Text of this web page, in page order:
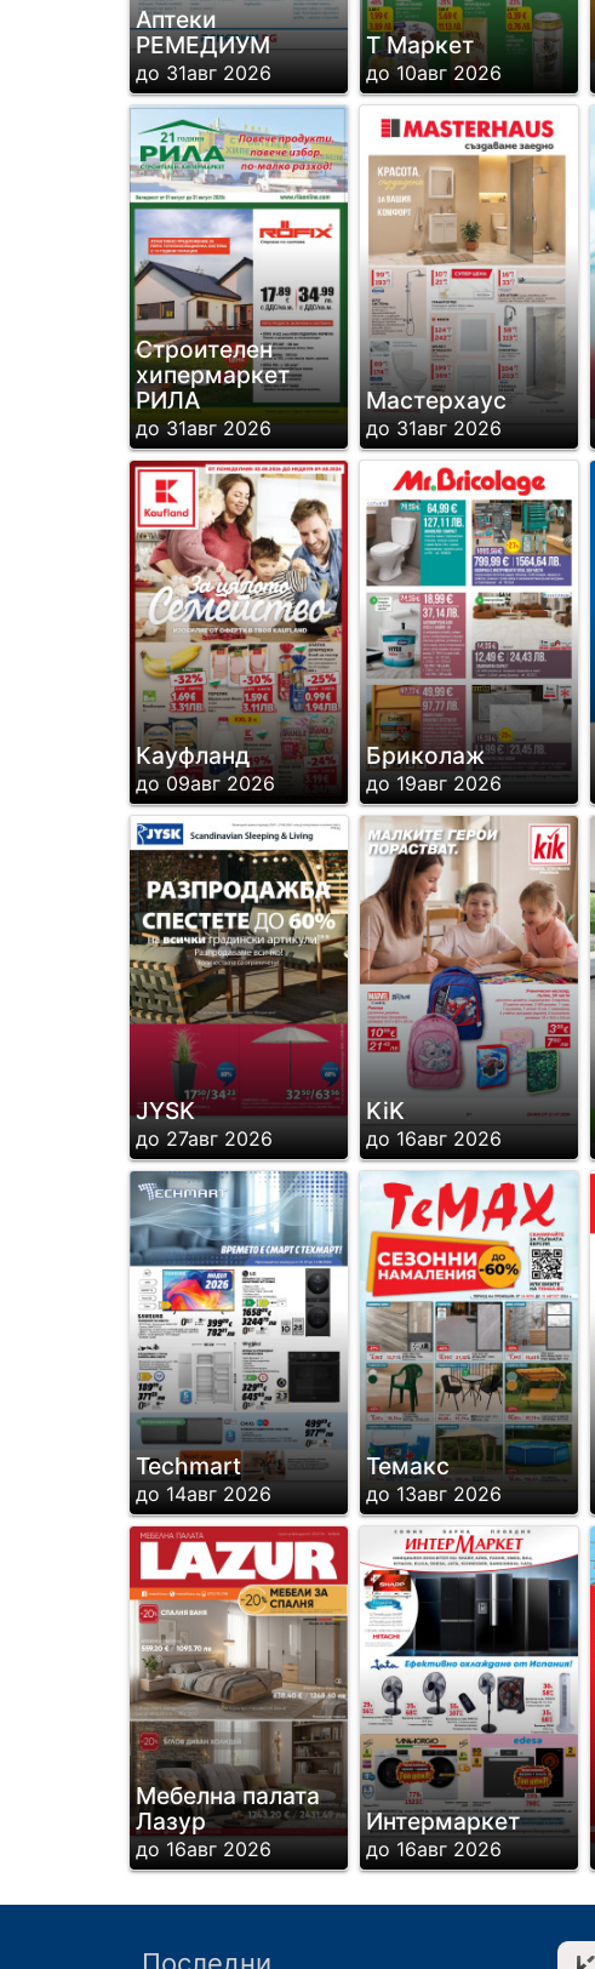
Аптеки
РЕМЕДИУМ
до 31авг 2026
Т Маркет
до 10авг 2026
Строителен
хипермаркет
РИЛА
до 31авг 2026
Мастерхаус
до 31авг 2026
Кауфланд
до 09авг 2026
Бриколаж
до 19авг 2026
JYSK
до 27авг 2026
KiK
до 16авг 2026
Techmart
до 14авг 2026
Темакс
до 13авг 2026
Мебелна палата
Лазур
до 16авг 2026
Интермаркет
до 16авг 2026